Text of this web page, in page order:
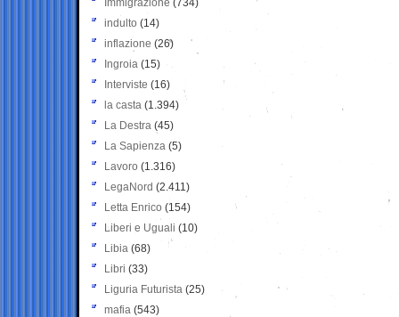
Immigrazione (734)
indulto (14)
inflazione (26)
Ingroia (15)
Interviste (16)
la casta (1.394)
La Destra (45)
La Sapienza (5)
Lavoro (1.316)
LegaNord (2.411)
Letta Enrico (154)
Liberi e Uguali (10)
Libia (68)
Libri (33)
Liguria Futurista (25)
mafia (543)